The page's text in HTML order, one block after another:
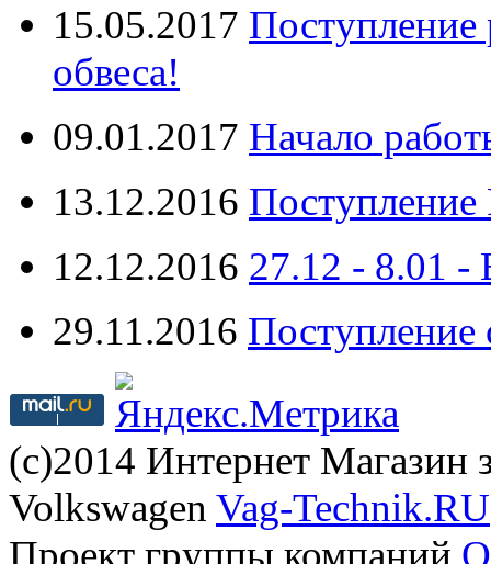
15.05.2017 Поступление
обвеса!
09.01.2017 Начало
13.12.2016 Поступление
12.12.2016 27.12 -
29.11.2016 Поступление
(с)2014 Интернет Магазин
Volkswagen Vag-Technik.RU
Проект группы компаний